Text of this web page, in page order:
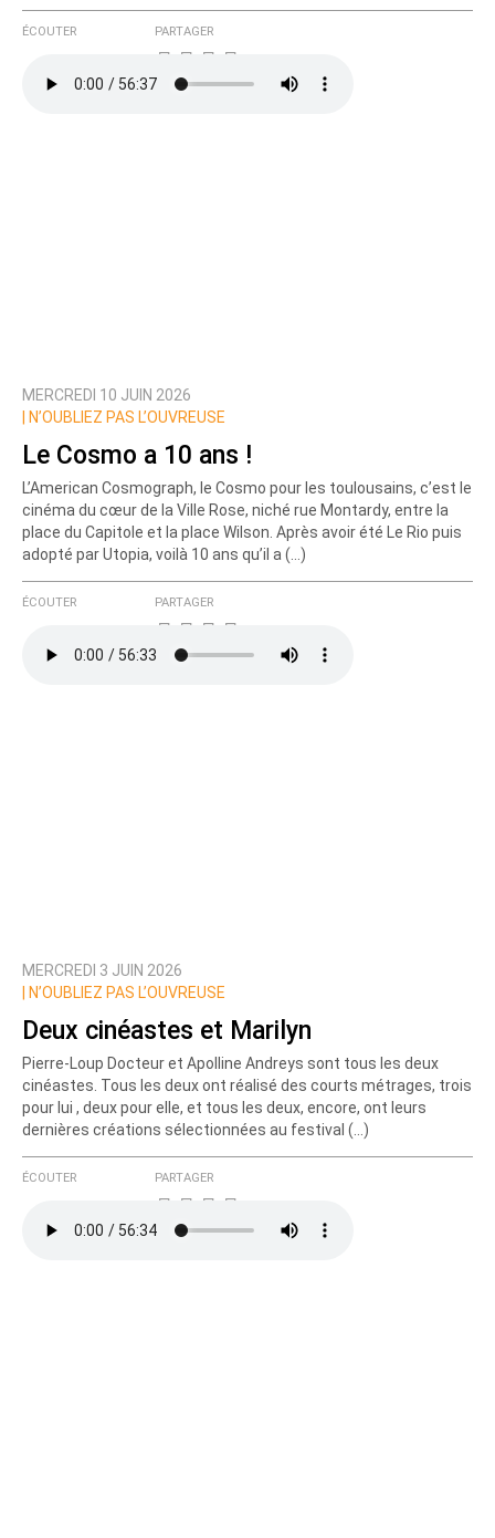
ÉCOUTER PARTAGER
MERCREDI 10 JUIN 2026
N’OUBLIEZ PAS L’OUVREUSE
Le Cosmo a 10 ans !
L’American Cosmograph, le Cosmo pour les toulousains, c’est le
cinéma du cœur de la Ville Rose, niché rue Montardy, entre la
place du Capitole et la place Wilson. Après avoir été Le Rio puis
adopté par Utopia, voilà 10 ans qu’il a (…)
ÉCOUTER PARTAGER
MERCREDI 3 JUIN 2026
N’OUBLIEZ PAS L’OUVREUSE
Deux cinéastes et Marilyn
Pierre-Loup Docteur et Apolline Andreys sont tous les deux
cinéastes. Tous les deux ont réalisé des courts métrages, trois
pour lui , deux pour elle, et tous les deux, encore, ont leurs
dernières créations sélectionnées au festival (…)
ÉCOUTER PARTAGER